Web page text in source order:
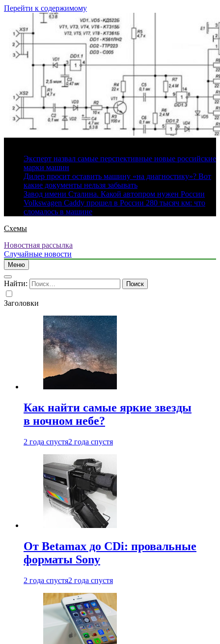
Перейти к содержимому
Эксперт назвал самые перспективные новые российские
марки машин
Дилер просит оставить машину «на диагностику»? Вот
какие документы нельзя забывать
Завод имени Сталина. Какой автопром нужен России
Volkswagen Caddy прошел в России 280 тысяч км: что
сломалось в машине
Схемы
Новостная рассылка
Случайные новости
Меню
Найти:
Заголовки
Как найти самые яркие звезды
в ночном небе?
2 года спустя2 года спустя
От Betamax до CDi: провальные
форматы Sony
2 года спустя2 года спустя